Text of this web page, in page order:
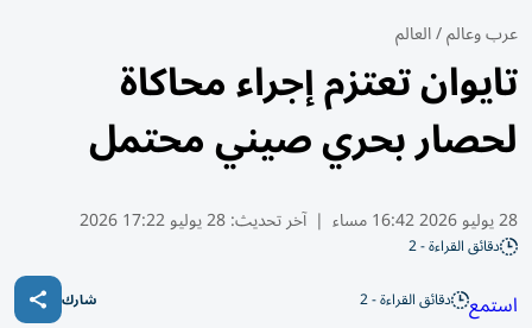
عرب وعالم/العالم
تايوان تعتزم إجراء محاكاة
لحصار بحري صيني محتمل
28 يوليو 2026 16:42 مساء | آخر تحديث:28 يوليو 17:22 2026
دقائق القراءة - 2
استمع دقائق القراءة - 2 شارك